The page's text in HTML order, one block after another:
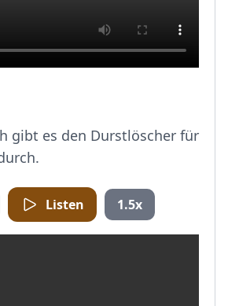
gibt es den Durstlöscher für
Listen 1.5x